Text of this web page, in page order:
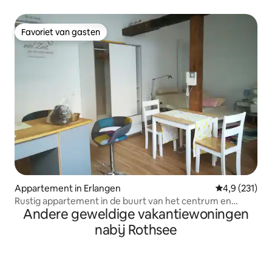
Favoriet van gasten
Favoriet van gasten
Appartement in Erlangen Gemiddelde
4,9 (231)
Rustig appartement in de buurt van het centrum en
ziekenhuizen
Andere geweldige vakantiewoningen
nabij Rothsee